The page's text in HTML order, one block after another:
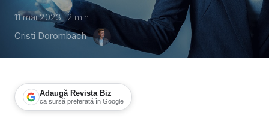
11 mai 2023 2 min
Cristi Dorombach
Adaugă Revista Biz
ca sursă preferată în Google